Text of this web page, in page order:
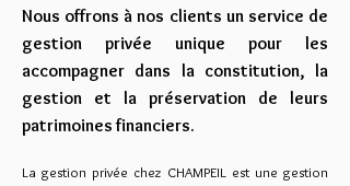
Nous offrons à nos clients un service de
gestion privée unique pour les
accompagner dans la constitution, la
gestion et la préservation de leurs
patrimoines financiers.
La gestion privée chez CHAMPEIL est une gestion